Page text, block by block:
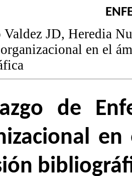
Valdez JD, Heredia
en el
de